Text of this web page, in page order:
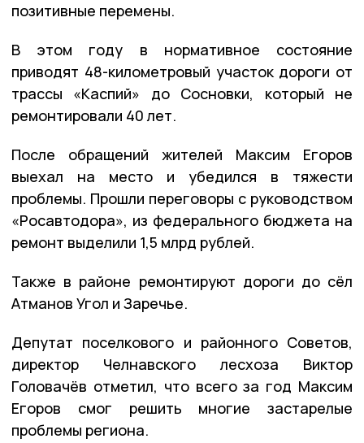
позитивные перемены.
В этом году в нормативное состояние
приводят 48-километровый участок дороги от
трассы «Каспий» до Сосновки, который не
ремонтировали 40 лет.
После обращений жителей Максим Егоров
выехал на место и убедился в тяжести
проблемы. Прошли переговоры с руководством
«Росавтодора», из федерального бюджета на
ремонт выделили 1,5 млрд рублей.
Также в районе ремонтируют дороги до сёл
Атманов Угол и Заречье.
Депутат поселкового и районного Советов,
директор Челнавского лесхоза Виктор
Головачёв отметил, что всего за год Максим
Егоров смог решить многие застарелые
проблемы региона.